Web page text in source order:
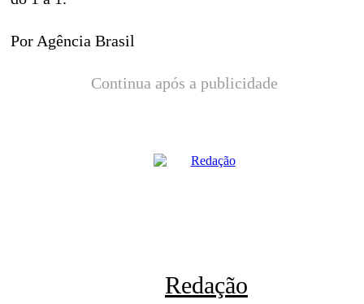
Por Agência Brasil
Continua após a publicidade
Redação